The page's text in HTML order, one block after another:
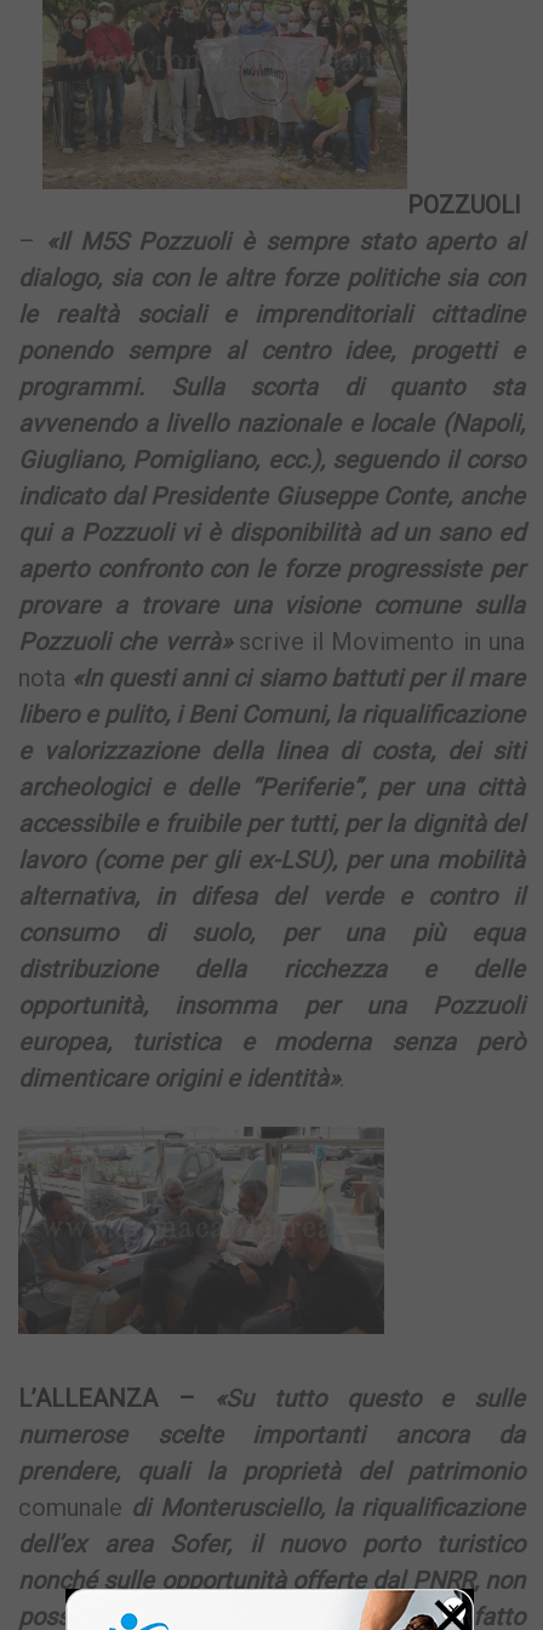
POZZUOLI
– «Il M5S Pozzuoli è sempre stato aperto al
dialogo, sia con le altre forze politiche sia con
le realtà sociali e imprenditoriali cittadine
ponendo sempre al centro idee, progetti e
programmi. Sulla scorta di quanto sta
avvenendo a livello nazionale e locale (Napoli,
Giugliano, Pomigliano, ecc.), seguendo il corso
indicato dal Presidente Giuseppe Conte, anche
qui a Pozzuoli vi è disponibilità ad un sano ed
aperto confronto con le forze progressiste per
provare a trovare una visione comune sulla
Pozzuoli che verrà»scrive il Movimento in una
nota «In questi anni ci siamo battuti per il mare
libero e pulito, i Beni Comuni, la riqualificazione
e valorizzazione della linea di costa, dei siti
archeologici e delle “Periferie”, per una città
accessibile e fruibile per tutti, per la dignità del
lavoro (come per gli ex-LSU), per una mobilità
alternativa, in difesa del verde e contro il
consumo di suolo, per una più equa
distribuzione della ricchezza e delle
opportunità, insomma per una Pozzuoli
europea, turistica e moderna senza però
dimenticare origini e identità».
L’ALLEANZA – «Su tutto questo e sulle
numerose scelte importanti ancora da
prendere, quali la proprietà del patrimonio
comunale di Monterusciello, la riqualificazione
dell’ex area Sofer, il nuovo porto turistico
nonché sulle opportunità offerte dal PNRR, non
possiamo stare a guardare privandoci di fatto